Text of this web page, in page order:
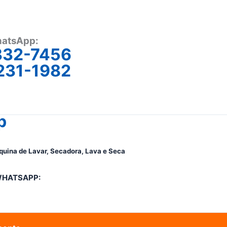
7456
1982
de Lavar, Secadora, Lava e Seca